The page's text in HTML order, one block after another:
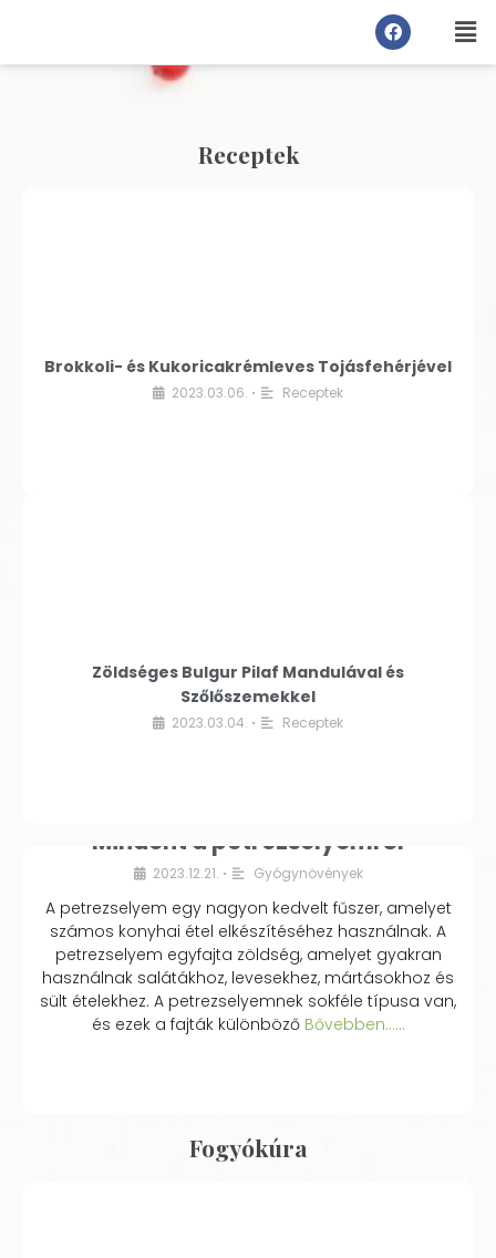
Receptek
Brokkoli- és Kukoricakrémleves Tojásfehérjével
2023.03.06. • Receptek
Zöldséges Bulgur Pilaf Mandulával és
Szőlőszemekkel
2023.03.04. • Receptek
Mindent a petrezselyemről
2023.12.21. • Gyógynövények
A petrezselyem egy nagyon kedvelt fűszer, amelyet
számos konyhai étel elkészítéséhez használnak. A
petrezselyem egyfajta zöldség, amelyet gyakran
használnak salátákhoz, levesekhez, mártásokhoz és
sült ételekhez. A petrezselyemnek sokféle típusa van,
és ezek a fajták különbözőBővebben...…
Fogyókúra